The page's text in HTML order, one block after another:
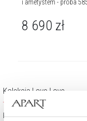
i ametystem - próba
8 690 zł
Kolekcja Love Love
Biżuteryjne serduszko –